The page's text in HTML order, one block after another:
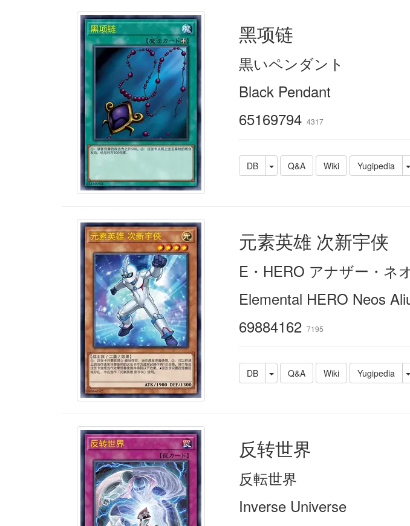
黑项链
黒いペンダント
Black Pendant
65169794 4317
DB Q&A Wiki Yugipedia
元素英雄 次新宇侠
E・HERO アナザー・ネ
Elemental HERO Neos
69884162 7195
DB Q&A Wiki Yugipedia
反转世界
反転世界
Inverse Universe